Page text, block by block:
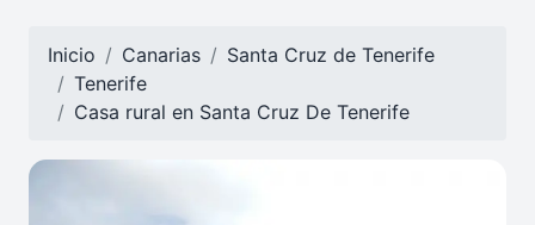
Inicio Canarias
Santa Cruz de Tenerife
Tenerife
Casa rural en Santa Cruz De Tenerife